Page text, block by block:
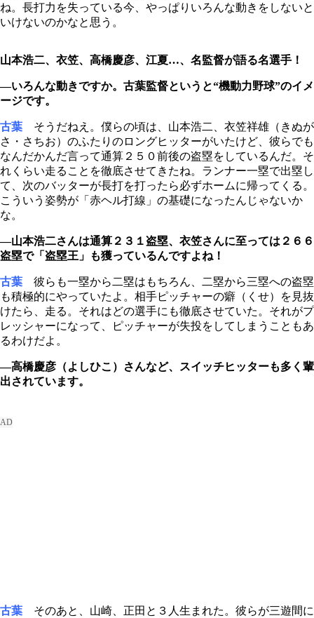
ね。長打力を失っている今、やっぱりいろんな動きをしないと
いけないのかなと思う。
山本浩二、衣笠、高橋慶彦、江夏…、名監督が語る名選手！
―いろんな動きですか。古葉監督というと“機動力野球”のイメ
ージです。
古葉 そうだねえ。僕らの頃は、山本浩二、衣笠祥雄（きぬが
さ・さちお）のふたりのロングヒッターがいたけど、彼らでも
なんだかんだ言って通算２５０前後の盗塁をしているんだ。そ
れくらい走ることを徹底させてきたね。ランナー一塁で出塁し
て、次のバッターが長打を打ったら必ずホームに帰ってくる。
こういう姿勢が「赤ヘル打線」の基礎になったんじゃないか
な。
―山本浩二さんは通算２３１盗塁、衣笠さんに至っては２６６
盗塁で「盗塁王」も獲っているんですよね！
古葉 彼らも一塁から二塁はもちろん、二塁から三塁への盗塁
も積極的にやっていたよ。相手ピッチャーの癖（くせ）を見抜
けたら、走る。それはどの選手にも徹底させていた。それがプ
レッシャーになって、ピッチャーが失投をしてしまうこともあ
るわけだよ。
―高橋慶彦（よしひこ）さんなど、スイッチヒッターも多く輩
出されています。
古葉 そのあと、山崎、正田と３人生まれた。彼らが三遊間に